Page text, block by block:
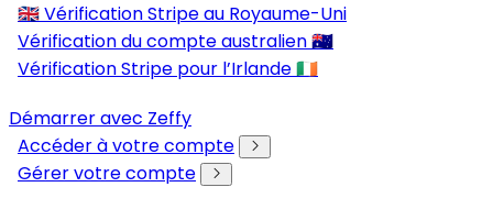
🇬🇧 Vérification Stripe au Royaume-Uni
Vérification du compte australien 🇦🇺
Vérification Stripe pour l’Irlande 🇮🇪
Démarrer avec Zeffy
Accéder à votre compte
Gérer votre compte